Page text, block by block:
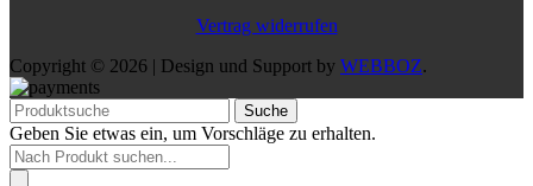
Vertrag widerrufen
Copyright © 2026 | Design und Support by WEBBOZ.
Suche
Geben Sie etwas ein, um Vorschläge zu erhalten.
Products
search